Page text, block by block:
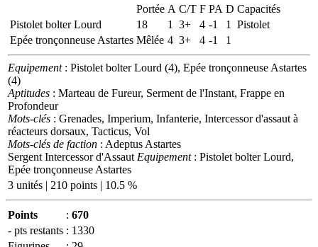
Portée A C/T F PA D Capacités
Pistolet bolter Lourd
18 1 3+ 4 -1 1
Pistolet
Epée tronçonneuse Astartes Mêlée 4 3+ 4 -1 1
Equipement: Pistolet bolter Lourd (4), Epée tronçonneuse Astartes
(4)
Aptitudes : Marteau de Fureur, Serment de l'Instant, Frappe en
Profondeur
Mots-clés : Grenades, Imperium, Infanterie, Intercessor d'assaut à
réacteurs dorsaux, Tacticus, Vol
Mots-clés de faction : Adeptus Astartes
Sergent Intercessor d'Assaut Equipement: Pistolet bolter Lourd,
Epée tronçonneuse Astartes
3 unités | 210 points | 10.5 %
Points : 670
- pts restants : 1330